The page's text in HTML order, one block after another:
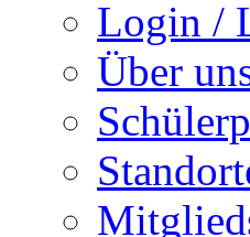
Login /
Über